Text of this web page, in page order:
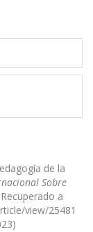
de la
Sobre
a
view/25481